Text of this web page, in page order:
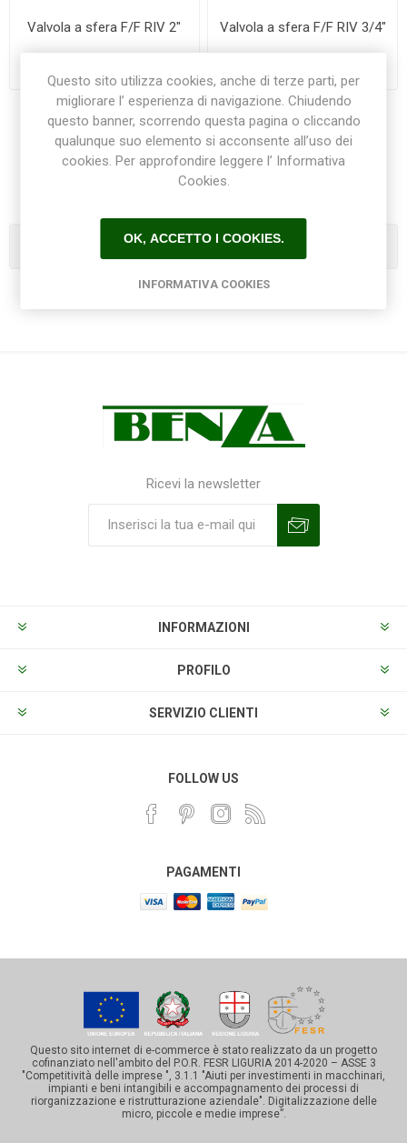
Valvola a sfera F/F RIV 2"
€46,00
Valvola a sfera F/F RIV 3/4"
1 2
Ricevi la newsletter
INFORMAZIONI
PROFILO
SERVIZIO CLIENTI
FOLLOW US
PAGAMENTI
Questo sito internet di e-commerce è stato realizzato da un progetto
cofinanziato nell'ambito del P.O.R. FESR LIGURIA 2014-2020 – ASSE 3
"Competitività delle imprese ", 3.1.1 "Aiuti per investimenti in macchinari,
impianti e beni intangibili e accompagnamento dei processi di
riorganizzazione e ristrutturazione aziendale". Digitalizzazione delle
micro, piccole e medie imprese”.
Questo sito utilizza cookies, anche di terze parti, per
migliorare l’ esperienza di navigazione. Chiudendo
questo banner, scorrendo questa pagina o cliccando
qualunque suo elemento si acconsente all’uso dei
cookies. Per approfondire leggere l’ Informativa
Cookies.
OK, ACCETTO I COOKIES.
INFORMATIVA COOKIES